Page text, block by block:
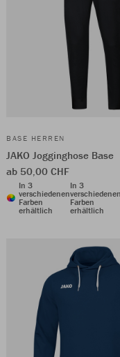
BASE HERREN
JAKO Jogginghose Base
ab 50,00 CHF
In 3
verschiedenen
Farben
erhältlich
In 3
Farben
erhältlich